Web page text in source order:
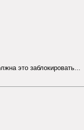
это заблокировать...